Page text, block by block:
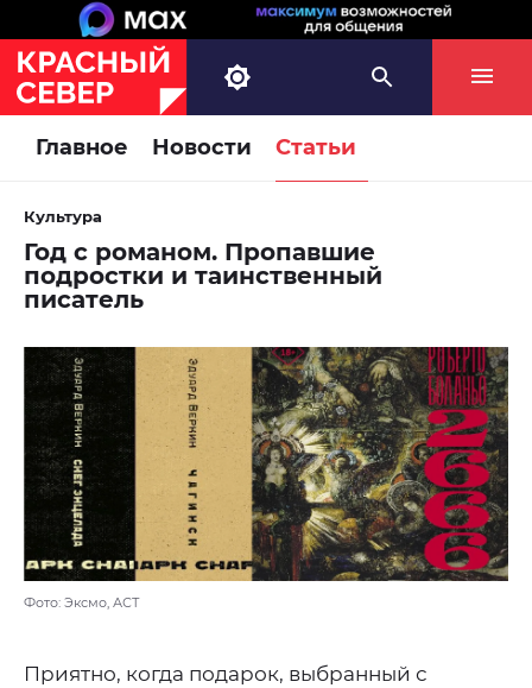
Главное Новости Статьи
Культура
Год с романом. Пропавшие
подростки и таинственный
писатель
Фото: Эксмо, АСТ
Приятно, когда подарок, выбранный с